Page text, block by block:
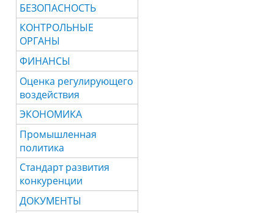
БЕЗОПАСНОСТЬ
КОНТРОЛЬНЫЕ
ОРГАНЫ
ФИНАНСЫ
Оценка регулирующего
воздействия
ЭКОНОМИКА
Промышленная
политика
Стандарт развития
конкуренции
ДОКУМЕНТЫ